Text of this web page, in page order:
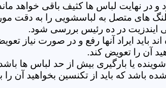
نهایت لباس ها کثیف باقی خواهد
های متصل به لباسشویی را به دقت
ایندزیت در ده رئیس بررسی شود.
باید ایراد آنها رفع و در صورت نیاز
آن را تعویض کند.
یا بارگیری بیش از حد لباس ها
که باید از تکنسین بخواهید آن